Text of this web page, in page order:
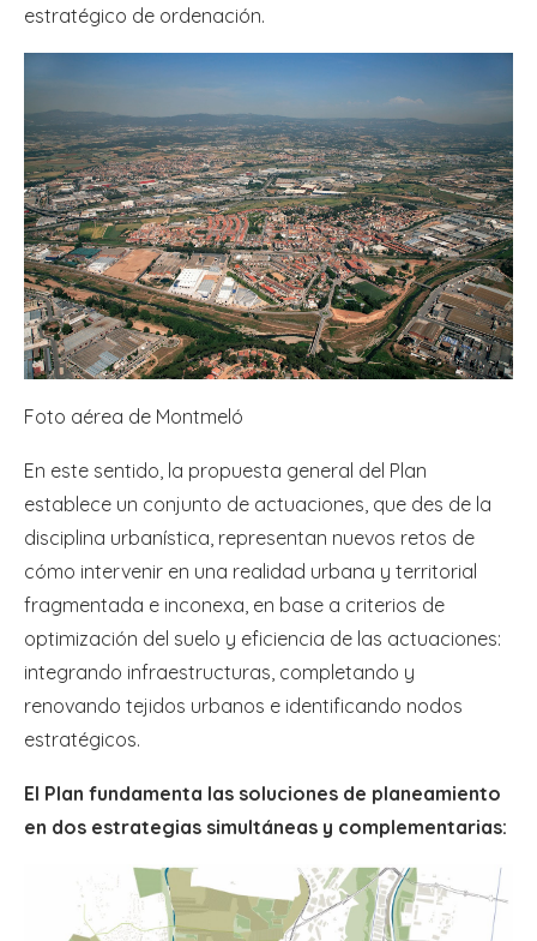
estratégico de ordenación.
Foto aérea de Montmeló
En este sentido, la propuesta general del Plan
establece un conjunto de actuaciones, que des de la
disciplina urbanística, representan nuevos retos de
cómo intervenir en una realidad urbana y territorial
fragmentada e inconexa, en base a criterios de
optimización del suelo y eficiencia de las actuaciones:
integrando infraestructuras, completando y
renovando tejidos urbanos e identificando nodos
estratégicos.
El Plan fundamenta las soluciones de planeamiento
en dos estrategias simultáneas y complementarias: